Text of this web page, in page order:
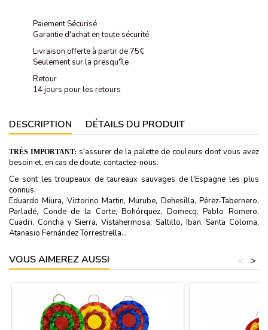
Paiement Sécurisé
Garantie d'achat en toute sécurité
Livraison offerte à partir de 75€
Seulement sur la presqu'île
Retour
14 jours pour les retours
DESCRIPTION DÉTAILS DU PRODUIT
TRÈS IMPORTANT: s'assurer de la palette de couleurs dont vous avez
besoin et, en cas de doute, contactez-nous.
Ce sont les troupeaux de taureaux sauvages de l'Espagne les plus
connus:
Eduardo Miura, Victorino Martin, Murube, Dehesilla, Pérez-Tabernero,
Parladé, Conde de la Corte, Bohórquez, Domecq, Pablo Romero,
Cuadri, Concha y Sierra, Vistahermosa, Saltillo, Iban, Santa Coloma,
Atanasio Fernández Torrestrella...
VOUS AIMEREZ AUSSI >
<